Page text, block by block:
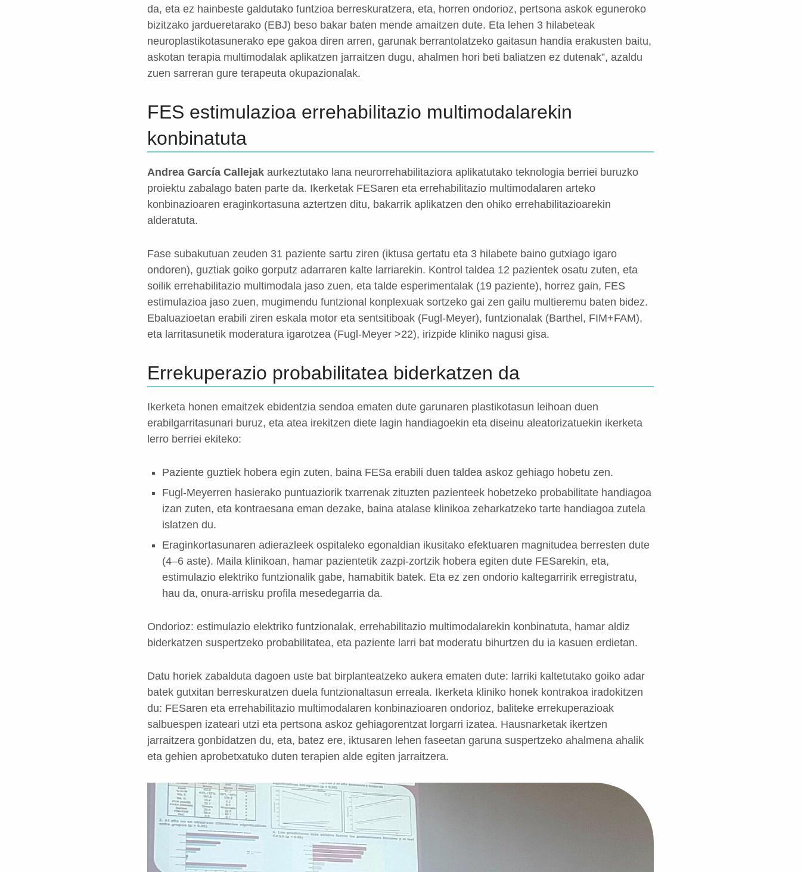
da, eta ez hainbeste galdutako funtzioa berreskuratzera, eta, horren ondorioz, pertsona askok eguneroko
bizitzako jardueretarako (EBJ) beso bakar baten mende amaitzen dute. Eta lehen 3 hilabeteak
neuroplastikotasunerako epe gakoa diren arren, garunak berrantolatzeko gaitasun handia erakusten baitu,
askotan terapia multimodalak aplikatzen jarraitzen dugu, ahalmen hori beti baliatzen ez dutenak”, azaldu
zuen sarreran gure terapeuta okupazionalak.
FES estimulazioa errehabilitazio multimodalarekin
konbinatuta
Andrea García Callejak aurkeztutako lana neurorrehabilitaziora aplikatutako teknologia berriei buruzko
proiektu zabalago baten parte da. Ikerketak FESaren eta errehabilitazio multimodalaren arteko
konbinazioaren eraginkortasuna aztertzen ditu, bakarrik aplikatzen den ohiko errehabilitazioarekin
alderatuta.
Fase subakutuan zeuden 31 paziente sartu ziren (iktusa gertatu eta 3 hilabete baino gutxiago igaro
ondoren), guztiak goiko gorputz adarraren kalte larriarekin. Kontrol taldea 12 pazientek osatu zuten, eta
soilik errehabilitazio multimodala jaso zuen, eta talde esperimentalak (19 paziente), horrez gain, FES
estimulazioa jaso zuen, mugimendu funtzional konplexuak sortzeko gai zen gailu multieremu baten bidez.
Ebaluazioetan erabili ziren eskala motor eta sentsitiboak (Fugl-Meyer), funtzionalak (Barthel, FIM+FAM),
eta larritasunetik moderatura igarotzea (Fugl-Meyer >22), irizpide kliniko nagusi gisa.
Errekuperazio probabilitatea biderkatzen da
Ikerketa honen emaitzek ebidentzia sendoa ematen dute garunaren plastikotasun leihoan duen
erabilgarritasunari buruz, eta atea irekitzen diete lagin handiagoekin eta diseinu aleatorizatuekin ikerketa
lerro berriei ekiteko:
Paziente guztiek hobera egin zuten, baina FESa erabili duen taldea askoz gehiago hobetu zen.
Fugl-Meyerren hasierako puntuaziorik txarrenak zituzten pazienteek hobetzeko probabilitate handiagoa
izan zuten, eta kontraesana eman dezake, baina atalase klinikoa zeharkatzeko tarte handiagoa zutela
islatzen du.
Eraginkortasunaren adierazleek ospitaleko egonaldian ikusitako efektuaren magnitudea berresten dute
(4–6 aste). Maila klinikoan, hamar pazientetik zazpi-zortzik hobera egiten dute FESarekin, eta,
estimulazio elektriko funtzionalik gabe, hamabitik batek. Eta ez zen ondorio kaltegarririk erregistratu,
hau da, onura-arrisku profila mesedegarria da.
Ondorioz: estimulazio elektriko funtzionalak, errehabilitazio multimodalarekin konbinatuta, hamar aldiz
biderkatzen suspertzeko probabilitatea, eta paziente larri bat moderatu bihurtzen du ia kasuen erdietan.
Datu horiek zabalduta dagoen uste bat birplanteatzeko aukera ematen dute: larriki kaltetutako goiko adar
batek gutxitan berreskuratzen duela funtzionaltasun erreala. Ikerketa kliniko honek kontrakoa iradokitzen
du: FESaren eta errehabilitazio multimodalaren konbinazioaren ondorioz, baliteke errekuperazioak
salbuespen izateari utzi eta pertsona askoz gehiagorentzat lorgarri izatea. Hausnarketak ikertzen
jarraitzera gonbidatzen du, eta, batez ere, iktusaren lehen faseetan garuna suspertzeko ahalmena ahalik
eta gehien aprobetxatuko duten terapien alde egiten jarraitzera.